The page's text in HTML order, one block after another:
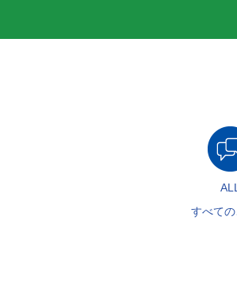
ALL
すべて